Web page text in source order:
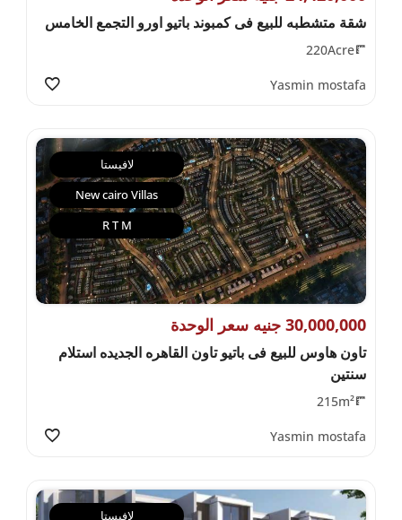
شقة متشطبه للبيع فى كمبوند باتيو اورو التجمع الخامس
220Acre
Yasmin mostafa
لافيستا
New cairo Villas
R T M
30,000,000 جنيه سعر الوحدة
تاون هاوس للبيع فى باتيو تاون القاهره الجديده استلام
سنتين
215m²
Yasmin mostafa
لافيستا